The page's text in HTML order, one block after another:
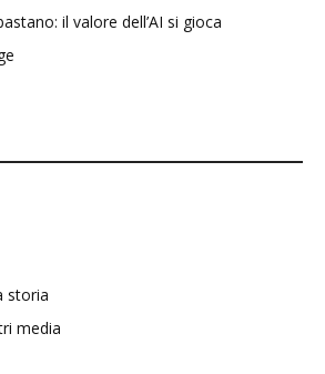
il valore dell’AI si gioca
storia
media